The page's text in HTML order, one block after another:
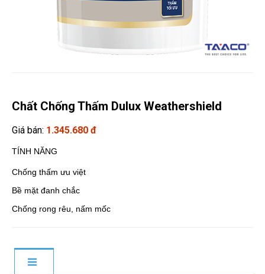
Chất Chống Thấm Dulux Weathershield
Giá bán: 1.345.680 đ
TÍNH NĂNG
Chống thấm ưu việt
Bề mặt đanh chắc
Chống rong rêu, nấm mốc